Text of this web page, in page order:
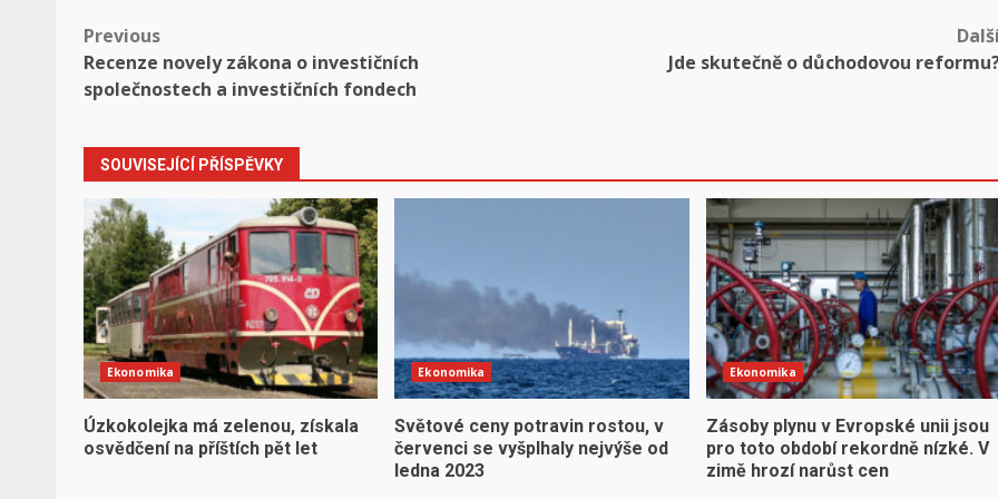
Post
navigation
Previous
Recenze novely zákona o investičních
společnostech a investičních fondech
Jde skutečně o důchodovou
SOUVISEJÍCÍ PŘÍSPĚVKY
Ekonomika
Úzkokolejka má zelenou, získala
osvědčení na příštích pět let
Ekonomika
Světové ceny potravin rostou, v
červenci se vyšplhaly nejvýše od
ledna 2023
Ekonomika
Zásoby plynu v Evropské unii jsou
pro toto období rekordně nízké. V
zimě hrozí narůst cen